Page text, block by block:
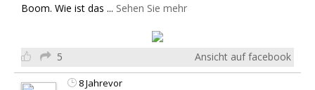
Boom. Wie ist das ... Sehen Sie mehr
5 Ansicht auf facebook
8 Jahrevor